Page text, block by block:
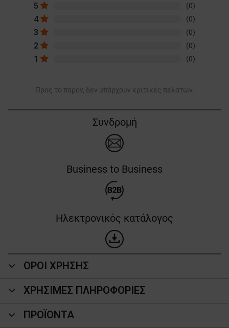
5 (0)
4 (0)
3 (0)
2 (0)
1 (0)
Προς το παρόν, δεν υπάρχουν κριτικές πελατών.
Συνδρομή
Business to Business
Ηλεκτρονικός κατάλογος
ΟΡΟΙ ΧΡΗΣΗΣ
ΧΡΗΣΙΜΕΣ ΠΛΗΡΟΦΟΡΙΕΣ
ΠΡΟΪΌΝΤΑ